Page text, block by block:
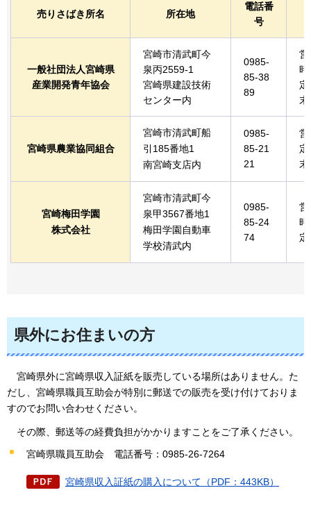
売りさばき所名 所在地
電話番
号
一般社団法人宮崎県
産業開発青年協会
宮崎市清武町今
泉丙2559-1
宮崎県建設技術
センター内
0985-
85-38
89
営
時
末
宮崎県農業協同組合
宮崎市清武町船
引185番地1
南宮崎支店内
0985-
85-21
21
営
末
宮崎梅田学園
株式会社
宮崎市清武町今
泉甲3567番地1
梅田学園自動車
学校清武内
0985-
85-24
74
営
時
県外にお住まいの方
宮崎県外に宮崎県収入証紙を販売している場所はありません。た
だし、宮崎県職員互助会が特別に郵送での販売を受け付けておりま
すのでお問い合わせください。
その際、郵送等の経費負担がかかりますことをご了承ください。
宮崎県職員互助会 電話番号 ：0985-26-7264
宮崎県収入証紙の購入について（PDF：443KB）